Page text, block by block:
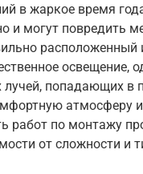
в жаркое время
и могут повредить
освещение,
попадающих в
атмосферу
работ по монтажу
от сложности и